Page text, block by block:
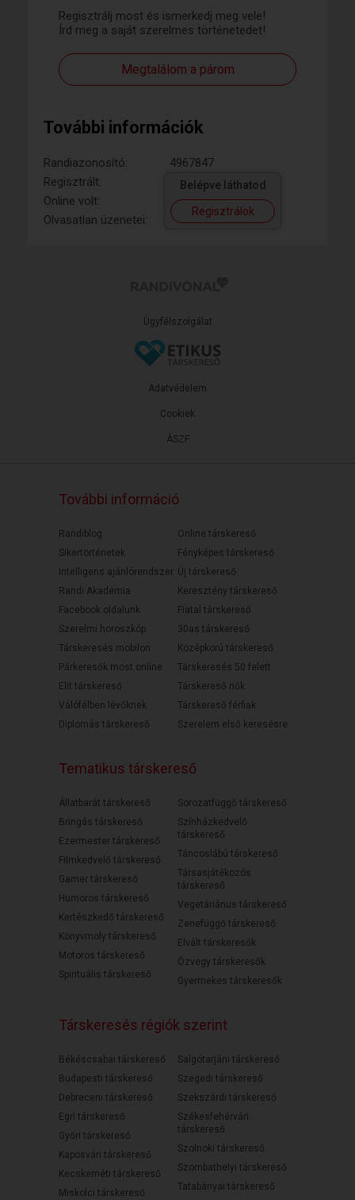
Regisztrálj most és ismerkedj meg vele!
Írd meg a saját szerelmes történetedet!
Megtalálom a párom
További információk
Randiazonosító:
4967847
Regisztrált:
Online volt:
Olvasatlan üzenetei:
Belépve láthatod
Regisztrálok
Ügyfélszolgálat
ÁSZF
Adatvédelem
Cookiek
További információ
Randiblog
Sikertörténetek
Intelligens ajánlórendszer
Randi Akadémia
Facebook oldalunk
Szerelmi horoszkóp
Társkeresés mobilon
Párkeresők most online
Elit társkereső
Válófélben lévőknek
Diplomás társkereső
Online társkereső
Fényképes társkereső
Új társkereső
Keresztény társkereső
Fiatal társkereső
30as társkereső
Középkorú társkereső
Társkeresés 50 felett
Társkereső nők
Társkereső férfiak
Szerelem első keresésre
Tematikus társkereső
Állatbarát társkereső
Bringás társkereső
Ezermester társkereső
Filmkedvelő társkereső
Gamer társkereső
Humoros társkereső
Kertészkedő társkereső
Könyvmoly társkereső
Motoros társkereső
Spirituális társkereső
Sorozatfüggő társkereső
Színházkedvelő
társkereső
Táncoslábú társkereső
Társasjátékozós
társkereső
Vegetáriánus társkereső
Zenefüggő társkereső
Elvált társkeresők
Özvegy társkeresők
Gyermekes társkeresők
Társkeresés régiók szerint
Békéscsabai társkereső
Budapesti társkereső
Debreceni társkereső
Egri társkereső
Győri társkereső
Kaposvári társkereső
Kecskeméti társkereső
Miskolci társkereső
Salgótarjáni társkereső
Szegedi társkereső
Szekszárdi társkereső
Székesfehérvári
társkereső
Szolnoki társkereső
Szombathelyi társkereső
Tatabányai társkereső